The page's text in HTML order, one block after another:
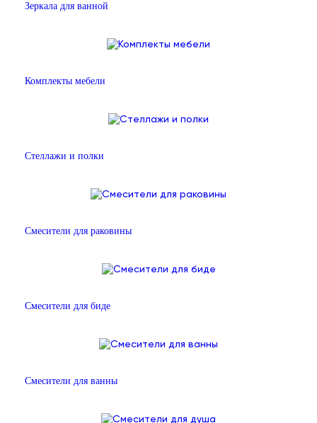
Зеркала для ванной
Комплекты мебели
Стеллажи и полки
Смесители для раковины
Смесители для биде
Смесители для ванны